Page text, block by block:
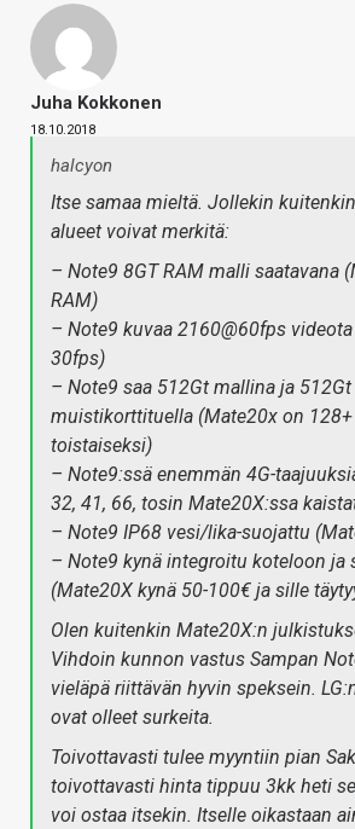
Juha Kokkonen
18.10.2018
halcyon
Itse samaa mieltä. Jollekin
alueet voivat merkitä:
– Note9 8GT RAM malli saatavana
RAM)
– Note9 kuvaa 2160@60fps
30fps)
– Note9 saa 512Gt mallina ja 512Gt
muistikorttituella (Mate20x on
toistaiseksi)
– Note9:ssä enemmän 4G-
32, 41, 66, tosin Mate20X:ssa
– Note9 IP68 vesi/lika-suojattu
– Note9 kynä integroitu koteloon ja
(Mate20X kynä 50-100€ ja sille
Olen kuitenkin Mate20X:n
Vihdoin kunnon vastus Sampan
vieläpä riittävän hyvin speksein.
ovat olleet surkeita.
Toivottavasti tulee myyntiin pian
toivottavasti hinta tippuu 3kk heti
voi ostaa itsekin. Itselle oikastaan